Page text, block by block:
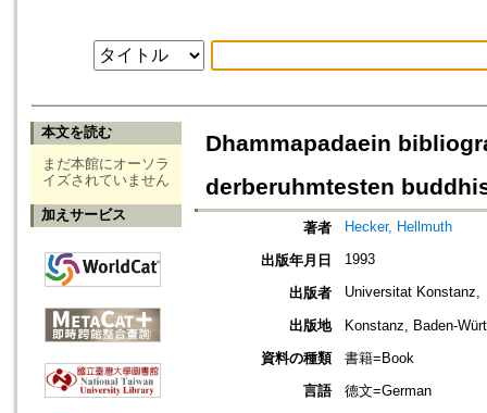
本文を読む
まだ本館にオーソラ
イズされていません
加えサービス
Dhammapadaein
derberuhmtesten
著者 Hecker, Hellmuth
出版年月日 1993
出版者 Universitat Konstanz,
出版地
Konstanz, Baden-
資料の種類
書籍=Book
言語
德文=German